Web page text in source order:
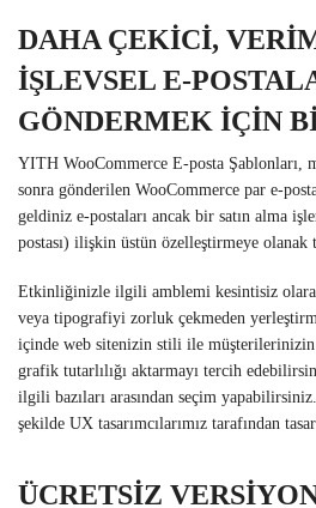
DAHA ÇEKİCİ,
İŞLEVSEL E-
GÖNDERMEK İÇİN
YITH WooCommerce E-posta Şablonları,
sonra gönderilen WooCommerce par e-
geldiniz e-postaları ancak bir satın alma
postası) ilişkin üstün özelleştirmeye olanak
Etkinliğinizle ilgili amblemi kesintisiz
veya tipografiyi zorluk çekmeden
içinde web sitenizin stili ile müşterilerinizin
grafik tutarlılığı aktarmayı tercih
ilgili bazıları arasından seçim
şekilde UX tasarımcılarımız tarafından
ÜCRETSİZ